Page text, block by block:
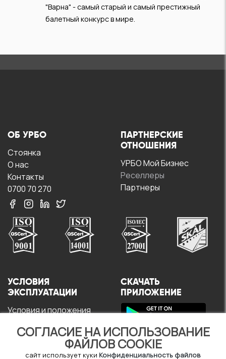
"Варна" - самый старый и самый престижный
балетный конкурс в мире.
СОГЛАСИЕ НА ИСПОЛЬЗОВАНИЕ
ФАЙЛОВ COOKIE
сайт использует куки Конфиденциальность файлов
ОБ УРБО
Стоянка
О нас
Контакты
0700 70 270
ПАРТНЕРСКИЕ
ОТНОШЕНИЯ
УРБО Мой Бизнес
Реселлеры
Партнеры
УСЛОВИЯ
ЭКСПЛУАТАЦИИ
Условия и положения
конфиденциальности
Политика в отношении
СКАЧАТЬ
ПРИЛОЖЕНИЕ